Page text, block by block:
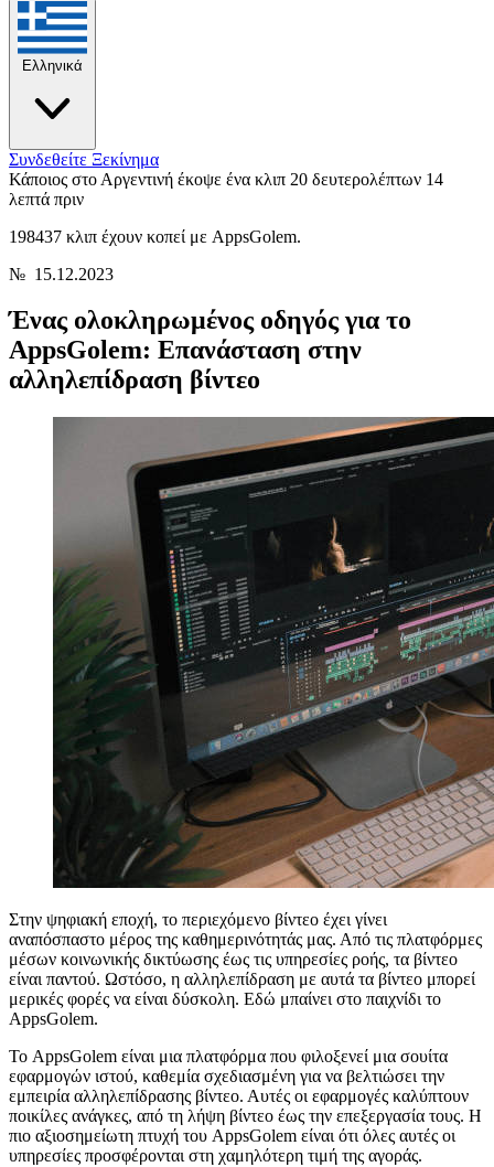
Ελληνικά
Συνδεθείτε Ξεκίνημα
Κάποιος στο Αργεντινή έκοψε ένα κλιπ 20 δευτερολέπτων 14
λεπτά πριν
198437 κλιπ έχουν κοπεί με AppsGolem.
№ 15.12.2023
Ένας ολοκληρωμένος οδηγός για το
AppsGolem: Επανάσταση στην
αλληλεπίδραση βίντεο
Στην ψηφιακή εποχή, το περιεχόμενο βίντεο έχει γίνει
αναπόσπαστο μέρος της καθημερινότητάς μας. Από τις πλατφόρμες
μέσων κοινωνικής δικτύωσης έως τις υπηρεσίες ροής, τα βίντεο
είναι παντού. Ωστόσο, η αλληλεπίδραση με αυτά τα βίντεο μπορεί
μερικές φορές να είναι δύσκολη. Εδώ μπαίνει στο παιχνίδι το
AppsGolem.
Το AppsGolem είναι μια πλατφόρμα που φιλοξενεί μια σουίτα
εφαρμογών ιστού, καθεμία σχεδιασμένη για να βελτιώσει την
εμπειρία αλληλεπίδρασης βίντεο. Αυτές οι εφαρμογές καλύπτουν
ποικίλες ανάγκες, από τη λήψη βίντεο έως την επεξεργασία τους. Η
πιο αξιοσημείωτη πτυχή του AppsGolem είναι ότι όλες αυτές οι
υπηρεσίες προσφέρονται στη χαμηλότερη τιμή της αγοράς.